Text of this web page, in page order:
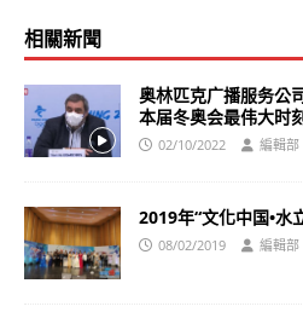
相關新聞
奥林匹克广播服务公
本届冬奥会最伟大时
02/10/2022 編輯部
2019年“文化中国•水
08/02/2019 編輯部